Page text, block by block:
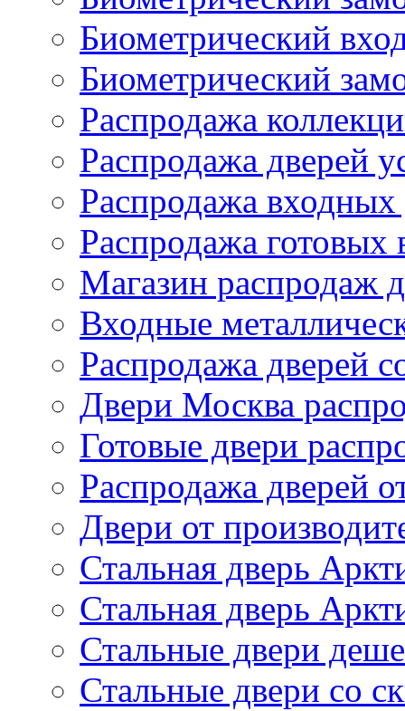
Биометрический
Биометрический
Распродажа
Распродажа дверей
Распродажа
Распродажа готовых
Магазин распродаж
Входные
Распродажа дверей
Двери Москва
Готовые двери
Распродажа дверей
Двери от
Стальная дверь
Стальная дверь
Стальные двери
Стальные двери со